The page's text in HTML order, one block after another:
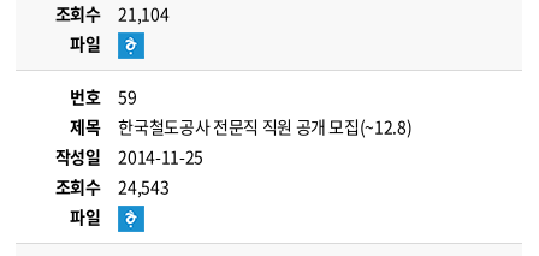
조회수
21,104
파일
번호
59
제목
한국철도공사 전문직 직원 공개 모집(~12.8)
작성일
2014-11-25
조회수
24,543
파일